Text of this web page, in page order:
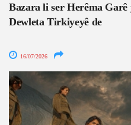
Bazara li ser Herêma
Dewleta Tirkiyeyê de
16/07/2026